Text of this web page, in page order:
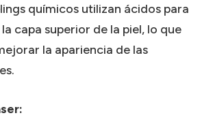
químicos utilizan ácidos para
capa superior de la piel, lo que
la apariencia de las